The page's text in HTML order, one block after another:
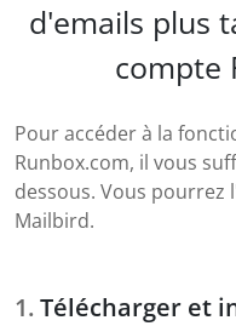
d'emails plus
compte
Pour accéder à la
Runbox.com, il vous
dessous. Vous pourrez
Mailbird.
Télécharger et